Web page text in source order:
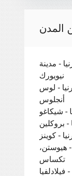
المدن
- مدينة
نيويورك
- لوس
أنجلوس
- شيكاغو
- بروكلين
- كوينز
- هيوستن،
تكساس
فيلادلفيا